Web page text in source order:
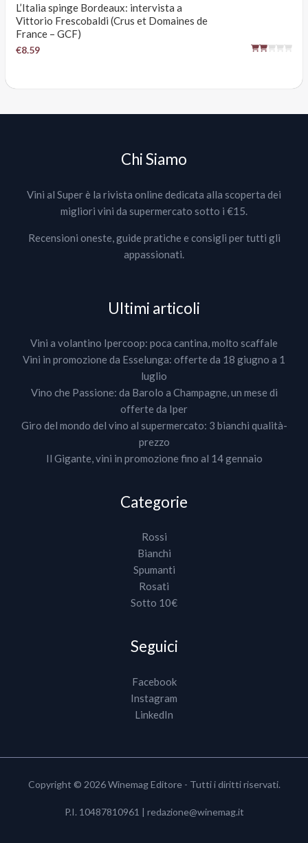
L’Italia spinge Bordeaux: intervista a
Vittorio Frescobaldi (Crus et Domaines de
France – GCF)
€8.59
Chi Siamo
Vini al Super è la rivista online dedicata alla scoperta dei
migliori vini da supermercato sotto i €15.
Recensioni oneste, guide pratiche e consigli per tutti gli
appassionati.
Ultimi articoli
Vini a volantino Ipercoop: poca cantina, molto scaffale
Vini in promozione da Esselunga: offerte da 18 giugno a 1
luglio
Vino che Passione: da Barolo a Champagne, un mese di
offerte da Iper
Giro del mondo del vino al supermercato: 3 bianchi qualità-
prezzo
Il Gigante, vini in promozione fino al 14 gennaio
Categorie
Rossi
Bianchi
Spumanti
Rosati
Sotto 10€
Seguici
Facebook
Instagram
LinkedIn
Copyright © 2026 Winemag Editore - Tutti i diritti riservati.
P.I. 10487810961 | redazione@winemag.it